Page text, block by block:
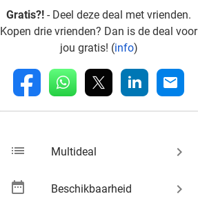
Gratis?! - Deel deze deal met vrienden.
Kopen drie vrienden? Dan is de deal voor
jou gratis! (info)
fb whatsapp linkedin mail
list Multideal keyboard_arrow_right
date_range Beschikbaarheid keyboard_arrow_right